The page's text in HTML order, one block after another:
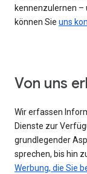
kennenzulernen –
können Sie uns
Von uns
Wir erfassen
Dienste zur
grundlegender
sprechen, bis hin
Werbung, die Sie